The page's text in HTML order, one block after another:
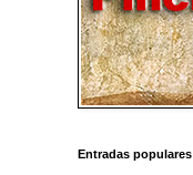
Entradas populares